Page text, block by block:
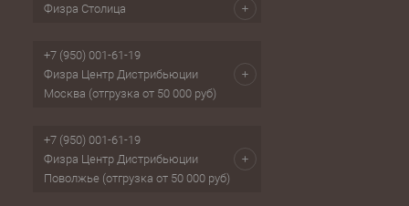
Физра Столица
+7 (950) 001-61-19
Физра Центр Дистрибьюции
Москва (отгрузка от 50 000 руб)
+7 (950) 001-61-19
Физра Центр Дистрибьюции
Поволжье (отгрузка от 50 000 руб)